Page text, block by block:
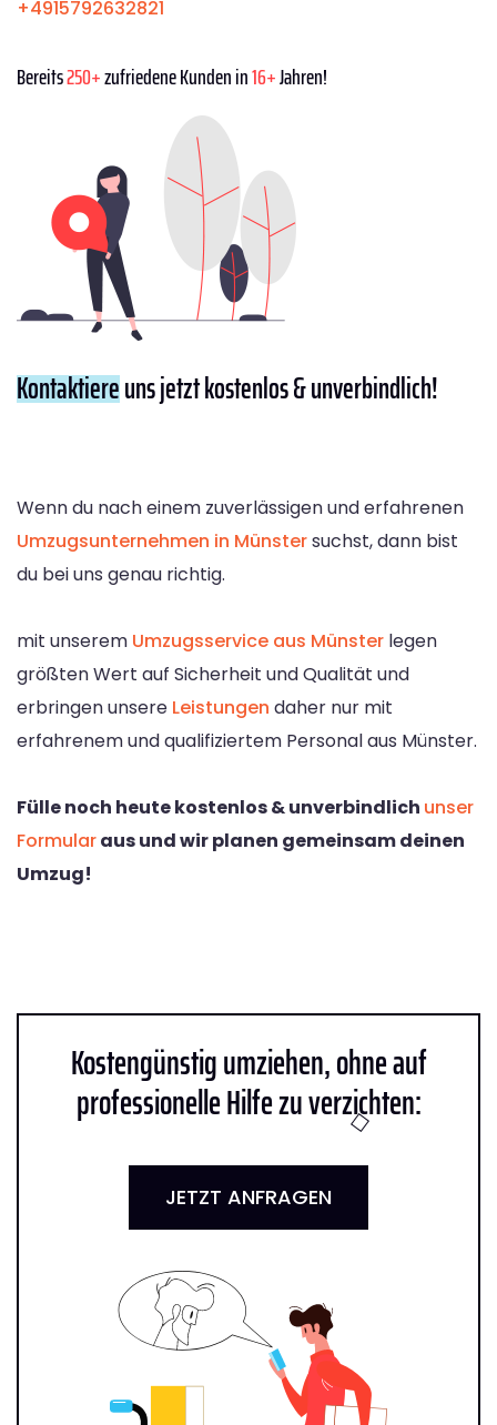
+4915792632821
Bereits250+zufriedene Kunden in16+Jahren!
Kontaktiereuns jetzt kostenlos & unverbindlich!
Wenn du nach einem zuverlässigen und erfahrenen
Umzugsunternehmen in Münstersuchst, dann bist
du bei uns genau richtig.
mit unserem Umzugsservice aus Münster legen
größten Wert auf Sicherheit und Qualität und
erbringen unsere Leistungen daher nur mit
erfahrenem und qualifiziertem Personal aus Münster.
Fülle noch heute kostenlos & unverbindlich unser
Formularaus und wir planen gemeinsam deinen
Umzug!
Kostengünstig umziehen, ohne auf
professionelle Hilfe zu verzichten:
JETZT ANFRAGEN